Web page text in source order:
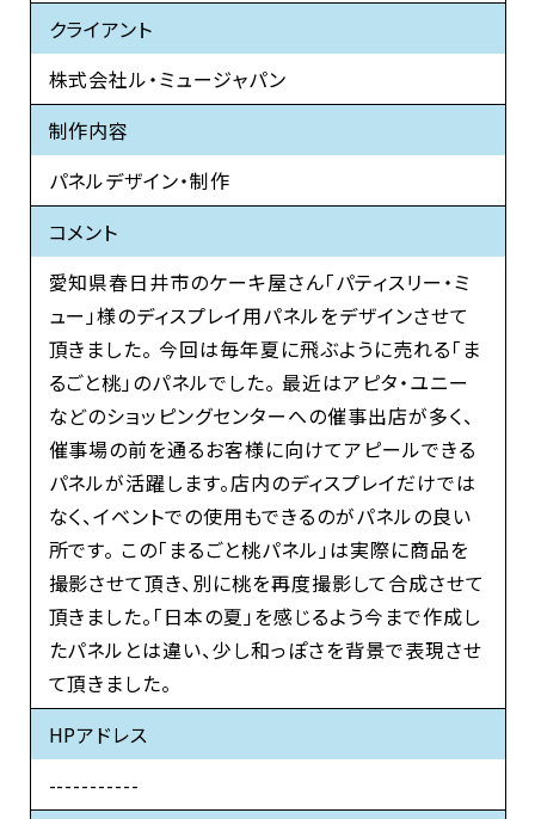
クライアント
株式会社ル・ミュージャパン
制作内容
パネルデザイン・制作
コメント
愛知県春日井市のケーキ屋さん「パティスリー・ミ
ュー」様のディスプレイ用パネルをデザインさせて
頂きました。 今回は毎年夏に飛ぶように売れる「ま
るごと桃」のパネルでした。 最近はアピタ・ユニー
などのショッピングセンターへの催事出店が多く、
催事場の前を通るお客様に向けてアピールできる
パネルが活躍します。店内のディスプレイだけでは
なく、イベントでの使用もできるのがパネルの良い
所です。 この「まるごと桃パネル」は実際に商品を
撮影させて頂き、別に桃を再度撮影して合成させて
頂きました。「日本の夏」を感じるよう今まで作成し
たパネルとは違い、少し和っぽさを背景で表現させ
て頂きました。
HPアドレス
-----------